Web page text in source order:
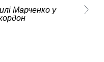
Марченко у